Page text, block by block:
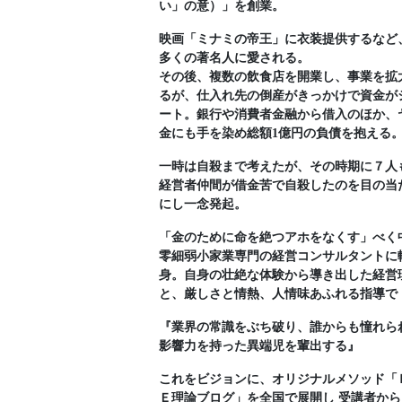
い」の意）」を創業。
映画「ミナミの帝王」に衣装提供するなど
多くの著名人に愛される。
その後、複数の飲食店を開業し、事業を拡
るが、仕入れ先の倒産がきっかけで資金が
ート。銀行や消費者金融から借入のほか、
金にも手を染め総額1億円の負債を抱える
一時は自殺まで考えたが、その時期に７人
経営者仲間が借金苦で自殺したのを目の当
にし一念発起。
「金のために命を絶つアホをなくす」べく
零細弱小家業専門の経営コンサルタントに
身。自身の壮絶な体験から導き出した経営
と、厳しさと情熱、人情味あふれる指導で
『業界の常識をぶち破り、誰からも憧れら
影響力を持った異端児を輩出する』
これをビジョンに、オリジナルメソッド「
Ｅ理論ブログ」を全国で展開し 受講者か